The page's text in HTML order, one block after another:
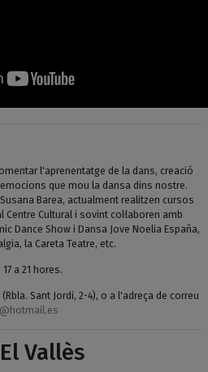
l'aprenentatge de la dans, creació
que mou la dansa dins nostre.
Barea, actualment realitzen cursos
Cultural i sovint col·laboren amb
Dance Show i Dansa Jove Noelia España,
la Careta Teatre, etc.
a 21 hores.
Sant Jordi, 2-4), o a l'adreça de correu
Vallès